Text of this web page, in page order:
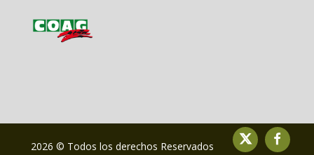
2026 © Todos los derechos Reservados